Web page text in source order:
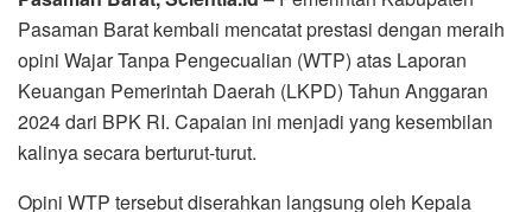
Pasaman Barat kembali mencatat prestasi dengan meraih
opini Wajar Tanpa Pengecualian (WTP) atas Laporan
Keuangan Pemerintah Daerah (LKPD) Tahun Anggaran
2024 dari BPK RI. Capaian ini menjadi yang kesembilan
kalinya secara berturut-turut.
Opini WTP tersebut diserahkan langsung oleh Kepala